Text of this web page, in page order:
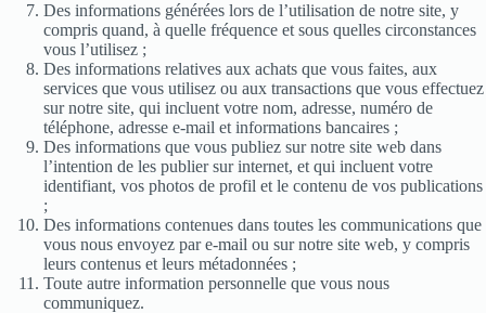
Des informations générées lors de l’utilisation de notre site, y
compris quand, à quelle fréquence et sous quelles circonstances
vous l’utilisez ;
Des informations relatives aux achats que vous faites, aux
services que vous utilisez ou aux transactions que vous effectuez
sur notre site, qui incluent votre nom, adresse, numéro de
téléphone, adresse e-mail et informations bancaires ;
Des informations que vous publiez sur notre site web dans
l’intention de les publier sur internet, et qui incluent votre
identifiant, vos photos de profil et le contenu de vos publications
;
Des informations contenues dans toutes les communications que
vous nous envoyez par e-mail ou sur notre site web, y compris
leurs contenus et leurs métadonnées ;
Toute autre information personnelle que vous nous
communiquez.